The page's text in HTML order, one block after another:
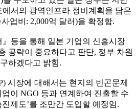
서의 광역인프라 정비계획을 담은
업비: 2,000억 달러)을 확정함.
』등을 통해 일본 기업의 신흥시장
공략이 중요하다고 판단, 정부 차원
하겠다고 밝힘.
시장에 대해서는 현지의 빈곤문제
이 NGO 등과 연계하여 진출할 수
제도’를 조만간 도입할 예정임.